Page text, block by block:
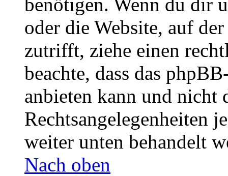
oder die Website, auf
zutrifft, ziehe einen
beachte, dass das
anbieten kann und nicht
Rechtsangelegenheiten
weiter unten behandelt
Nach oben